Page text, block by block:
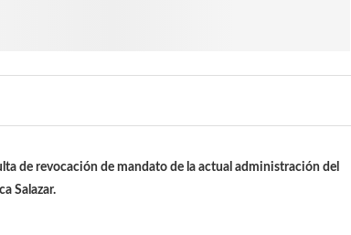
de revocación de mandato de la actual administración del
Salazar.